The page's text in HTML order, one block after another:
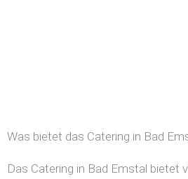
Was bietet das Catering in Bad
Das Catering in Bad Emstal bietet